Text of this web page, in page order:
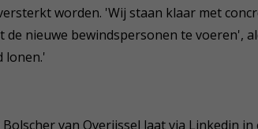
worden. 'Wij staan klaar met
nieuwe bewindspersonen te voeren',
lonen.'
van Overijssel laat via Linkedin in